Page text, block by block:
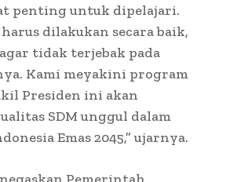
penting untuk dipelajari.
dilakukan secara baik,
tidak terjebak pada
Kami meyakini program
Presiden ini akan
SDM unggul dalam
Emas 2045,” ujarnya.